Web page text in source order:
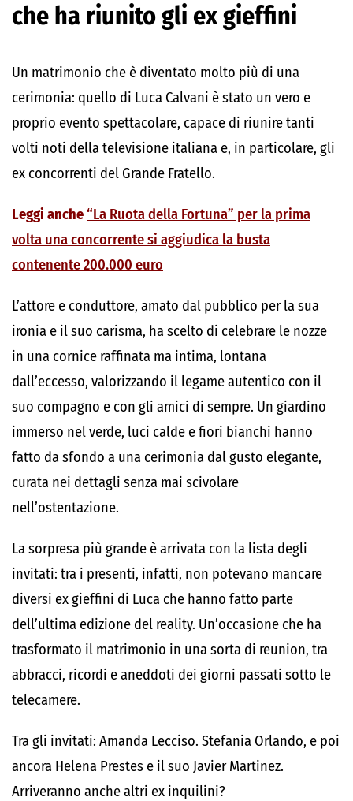
che ha riunito gli ex gieffini
Un matrimonio che è diventato molto più di una
cerimonia: quello di Luca Calvani è stato un vero e
proprio evento spettacolare, capace di riunire tanti
volti noti della televisione italiana e, in particolare, gli
ex concorrenti del Grande Fratello.
Leggi anche“La Ruota della Fortuna” per la prima
volta una concorrente si aggiudica la busta
contenente 200.000 euro
L’attore e conduttore, amato dal pubblico per la sua
ironia e il suo carisma, ha scelto di celebrare le nozze
in una cornice raffinata ma intima, lontana
dall’eccesso, valorizzando il legame autentico con il
suo compagno e con gli amici di sempre. Un giardino
immerso nel verde, luci calde e fiori bianchi hanno
fatto da sfondo a una cerimonia dal gusto elegante,
curata nei dettagli senza mai scivolare
nell’ostentazione.
La sorpresa più grande è arrivata con la lista degli
invitati: tra i presenti, infatti, non potevano mancare
diversi ex gieffini di Luca che hanno fatto parte
dell’ultima edizione del reality. Un’occasione che ha
trasformato il matrimonio in una sorta di reunion, tra
abbracci, ricordi e aneddoti dei giorni passati sotto le
telecamere.
Tra gli invitati: Amanda Lecciso. Stefania Orlando, e poi
ancora Helena Prestes e il suo Javier Martinez.
Arriveranno anche altri ex inquilini?